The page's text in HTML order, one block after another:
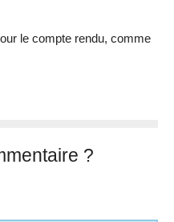
le compte rendu, comme
?